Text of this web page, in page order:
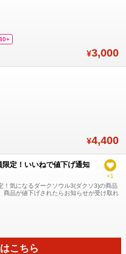
¥3,000
¥4,400
定！いいねで値下げ通知
！気になるダークソウル3(ダクソ3)の商品
商品が値下げされたらお知らせが受け取れ
×1
こちら